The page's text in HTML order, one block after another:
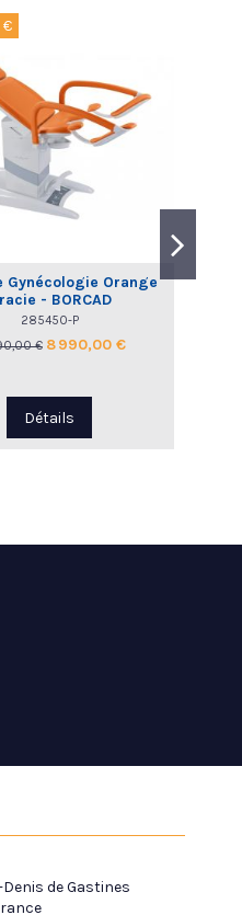
€
Gynécologie Orange
- BORCAD
285450-P
€ 8 990,00 €
Détails
de Gastines